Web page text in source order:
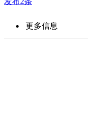
更多信息